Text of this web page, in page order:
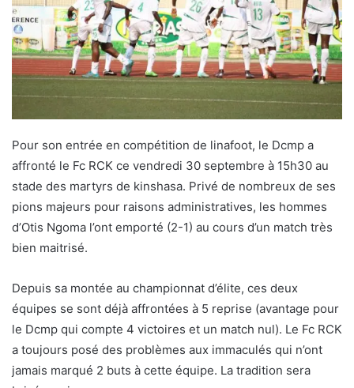
Pour son entrée en compétition de linafoot, le Dcmp a
affronté le Fc RCK ce vendredi 30 septembre à 15h30 au
stade des martyrs de kinshasa. Privé de nombreux de ses
pions majeurs pour raisons administratives, les hommes
d’Otis Ngoma l’ont emporté (2-1) au cours d’un match très
bien maitrisé.
Depuis sa montée au championnat d’élite, ces deux
équipes se sont déjà affrontées à 5 reprise (avantage pour
le Dcmp qui compte 4 victoires et un match nul). Le Fc RCK
a toujours posé des problèmes aux immaculés qui n’ont
jamais marqué 2 buts à cette équipe. La tradition sera